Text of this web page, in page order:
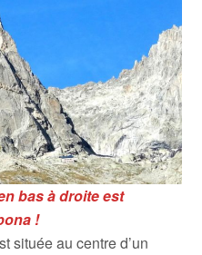
bas à droite est
!
située au centre d’un